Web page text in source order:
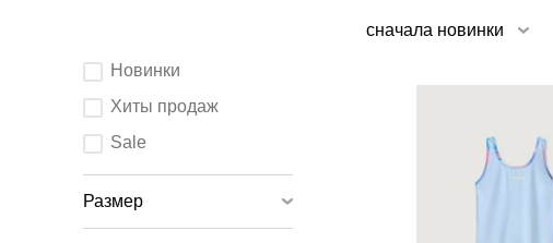
Выберите
параметры
После
изменения
элемента
ввода
обновится.
Новинки
Хиты продаж
Sale
Размер
сначала новинки